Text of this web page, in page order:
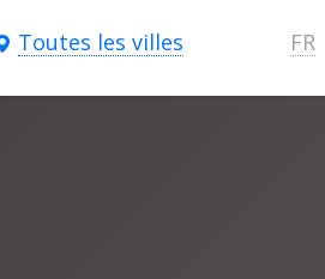
Toutes les villes FR